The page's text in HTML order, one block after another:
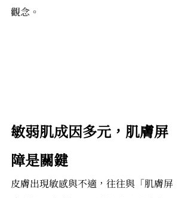
觀念。
敏弱肌成因多元，肌膚屏
障是關鍵
皮膚出現敏感與不適，往往與「肌膚屏